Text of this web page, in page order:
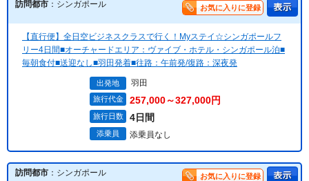
訪問都市 ：シンガポール お気に入りに登録
【直行便】全日空ビジネスクラスで行く！Myステイ☆シンガポールフ
リー4日間■オーチャードエリア：ヴァイブ・ホテル・シンガポール泊■
毎朝食付■送迎なし■羽田発着■往路：午前発/復路：深夜発
出発地 羽田
旅行代金 257,000～327,000円
旅行日数 4日間
添乗員 添乗員なし
訪問都市 ：シンガポール お気に入りに登録